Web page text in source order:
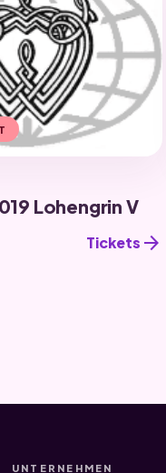
Lohengrin V
Tickets arrow_forward
UNTERNEHMEN